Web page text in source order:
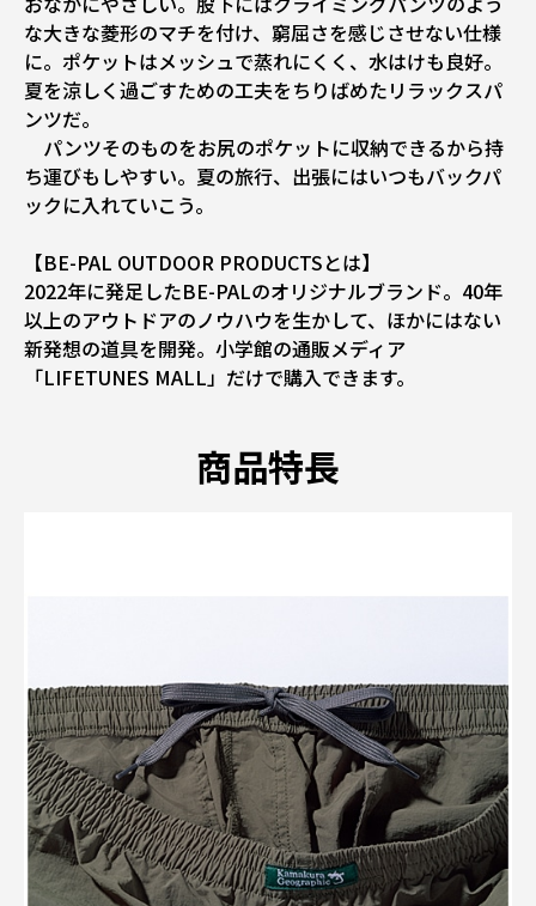
な大きな菱形のマチを付け、窮屈さを感じさせない仕様
に。ポケットはメッシュで蒸れにくく、水はけも良好。
夏を涼しく過ごすための工夫をちりばめたリラックスパ
ンツだ。
パンツそのものをお尻のポケットに収納できるから持
ち運びもしやすい。夏の旅行、出張にはいつもバックパ
ックに入れていこう。
【BE-PAL OUTDOOR PRODUCTSとは】
2022年に発足したBE-PALのオリジナルブランド。40年
以上のアウトドアのノウハウを生かして、ほかにはない
新発想の道具を開発。小学館の通販メディア
「LIFETUNES MALL」だけで購入できます。
商品特長